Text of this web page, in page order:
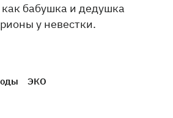
как бабушка и дедушка
у невестки.
ЭКО